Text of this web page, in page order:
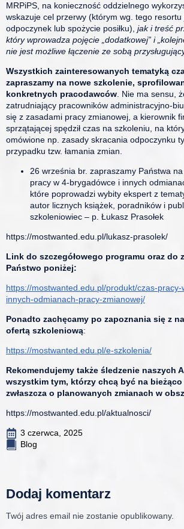
MRPiPS, na konieczność oddzielnego
wskazuje cel przerwy (którym wg. tego resortu
odpoczynek lub spożycie posiłku), jak i treść
który wprowadza pojęcie „dodatkowej” i
nie jest możliwe łączenie ze sobą
Wszystkich zainteresowanych tematyką
zapraszamy na nowe szkolenie,
konkretnych pracodawców . Nie ma sensu,
zatrudniający pracowników administracyjno-
się z zasadami pracy zmianowej, a kierownik
sprzątającej spędził czas na szkoleniu, na
omówione np. zasady skracania odpoczynku
przypadku tzw. łamania zmian.
26 września br. zapraszamy Państwa
pracy w 4-brygadówce i innych
które poprowadzi wybity ekspert z
autor licznych książek, poradników i
szkoleniowiec – p. Łukasz Prasołek
https://mostwanted.edu.pl/lukasz-prasolek/
Link do szczegółowego programu oraz do
Państwo poniżej:
https://mostwanted.edu.pl/produkt/czas-
innych-odmianach-pracy-zmianowej/
Ponadto zachęcamy po zapoznania się z
ofertą szkoleniową:
https://mostwanted.edu.pl/e-szkolenia/
Rekomendujemy także śledzenie naszych
wszystkim tym, którzy chcą być na
zwłaszcza o planowanych zmianach w
https://mostwanted.edu.pl/aktualnosci/
3 czerwca, 2025
Blog
Dodaj komentarz
Twój adres email nie zostanie opublikowany.